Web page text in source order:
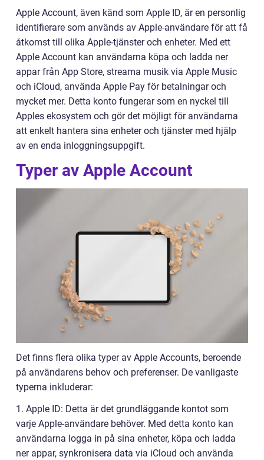
Apple Account, även känd som Apple ID, är en personlig
identifierare som används av Apple-användare för att få
åtkomst till olika Apple-tjänster och enheter. Med ett
Apple Account kan användarna köpa och ladda ner
appar från App Store, streama musik via Apple Music
och iCloud, använda Apple Pay för betalningar och
mycket mer. Detta konto fungerar som en nyckel till
Apples ekosystem och gör det möjligt för användarna
att enkelt hantera sina enheter och tjänster med hjälp
av en enda inloggningsuppgift.
Typer av Apple Account
Det finns flera olika typer av Apple Accounts, beroende
på användarens behov och preferenser. De vanligaste
typerna inkluderar:
1. Apple ID: Detta är det grundläggande kontot som
varje Apple-användare behöver. Med detta konto kan
användarna logga in på sina enheter, köpa och ladda
ner appar, synkronisera data via iCloud och använda